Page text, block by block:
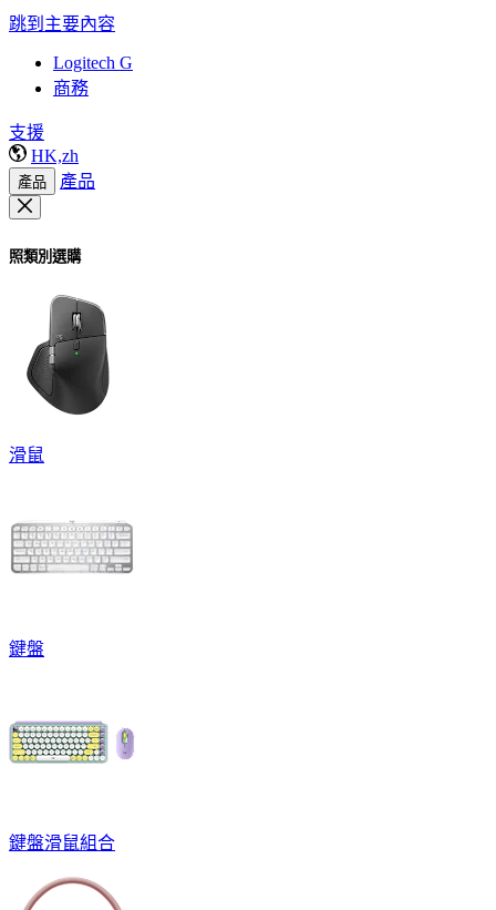
跳到主要內容
Logitech G
商務
支援
HK,zh
產品 產品
照類別選購
滑鼠
鍵盤
鍵盤滑鼠組合